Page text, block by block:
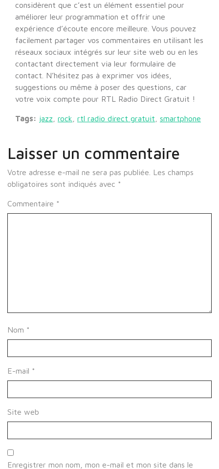
considèrent que c’est un élément essentiel pour
améliorer leur programmation et offrir une
expérience d’écoute encore meilleure. Vous pouvez
facilement partager vos commentaires en utilisant les
réseaux sociaux intégrés sur leur site web ou en les
contactant directement via leur formulaire de
contact. N’hésitez pas à exprimer vos idées,
suggestions ou même à poser des questions, car
votre voix compte pour RTL Radio Direct Gratuit !
Tags: jazz rock rtl radio direct gratuit smartphone
Laisser un commentaire
Votre adresse e-mail ne sera pas publiée.
Les champs
obligatoires sont indiqués avec *
Commentaire *
Nom *
E-mail *
Site web
Enregistrer mon nom, mon e-mail et mon site dans le